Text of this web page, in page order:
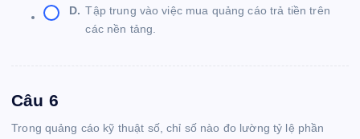
D. Tập trung vào việc mua quảng cáo trả tiền trên
các nền tảng.
Câu 6
Trong quảng cáo kỹ thuật số, chỉ số nào đo lường tỷ lệ phần